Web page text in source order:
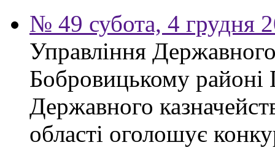
№ 49 субота, 4 грудня
Управління
Бобровицькому районі
Державного
області оголошує